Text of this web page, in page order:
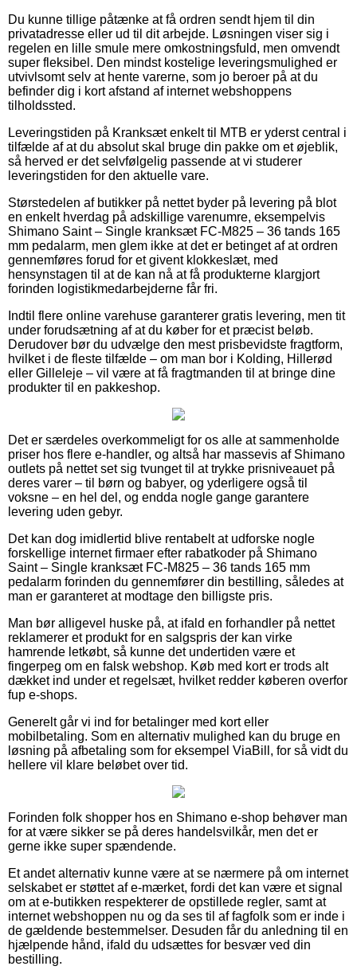
Du kunne tillige påtænke at få ordren sendt hjem til din
privatadresse eller ud til dit arbejde. Løsningen viser sig i
regelen en lille smule mere omkostningsfuld, men omvendt
super fleksibel. Den mindst kostelige leveringsmulighed er
utvivlsomt selv at hente varerne, som jo beroer på at du
befinder dig i kort afstand af internet webshoppens
tilholdssted.
Leveringstiden på Kranksæt enkelt til MTB er yderst central i
tilfælde af at du absolut skal bruge din pakke om et øjeblik,
så herved er det selvfølgelig passende at vi studerer
leveringstiden for den aktuelle vare.
Størstedelen af butikker på nettet byder på levering på blot
en enkelt hverdag på adskillige varenumre, eksempelvis
Shimano Saint – Single kranksæt FC-M825 – 36 tands 165
mm pedalarm, men glem ikke at det er betinget af at ordren
gennemføres forud for et givent klokkeslæt, med
hensynstagen til at de kan nå at få produkterne klargjort
forinden logistikmedarbejderne får fri.
Indtil flere online varehuse garanterer gratis levering, men tit
under forudsætning af at du køber for et præcist beløb.
Derudover bør du udvælge den mest prisbevidste fragtform,
hvilket i de fleste tilfælde – om man bor i Kolding, Hillerød
eller Gilleleje – vil være at få fragtmanden til at bringe dine
produkter til en pakkeshop.
Det er særdeles overkommeligt for os alle at sammenholde
priser hos flere e-handler, og altså har massevis af Shimano
outlets på nettet set sig tvunget til at trykke prisniveauet på
deres varer – til børn og babyer, og yderligere også til
voksne – en hel del, og endda nogle gange garantere
levering uden gebyr.
Det kan dog imidlertid blive rentabelt at udforske nogle
forskellige internet firmaer efter rabatkoder på Shimano
Saint – Single kranksæt FC-M825 – 36 tands 165 mm
pedalarm forinden du gennemfører din bestilling, således at
man er garanteret at modtage den billigste pris.
Man bør alligevel huske på, at ifald en forhandler på nettet
reklamerer et produkt for en salgspris der kan virke
hamrende letkøbt, så kunne det undertiden være et
fingerpeg om en falsk webshop. Køb med kort er trods alt
dækket ind under et regelsæt, hvilket redder køberen overfor
fup e-shops.
Generelt går vi ind for betalinger med kort eller
mobilbetaling. Som en alternativ mulighed kan du bruge en
løsning på afbetaling som for eksempel ViaBill, for så vidt du
hellere vil klare beløbet over tid.
Forinden folk shopper hos en Shimano e-shop behøver man
for at være sikker se på deres handelsvilkår, men det er
gerne ikke super spændende.
Et andet alternativ kunne være at se nærmere på om internet
selskabet er støttet af e-mærket, fordi det kan være et signal
om at e-butikken respekterer de opstillede regler, samt at
internet webshoppen nu og da ses til af fagfolk som er inde i
de gældende bestemmelser. Desuden får du anledning til en
hjælpende hånd, ifald du udsættes for besvær ved din
bestilling.